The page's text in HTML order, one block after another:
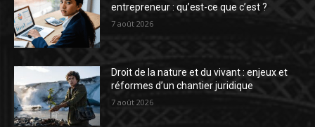
entrepreneur : qu’est-ce que c’est ?
7 août 2026
Droit de la nature et du vivant : enjeux et
réformes d’un chantier juridique
7 août 2026